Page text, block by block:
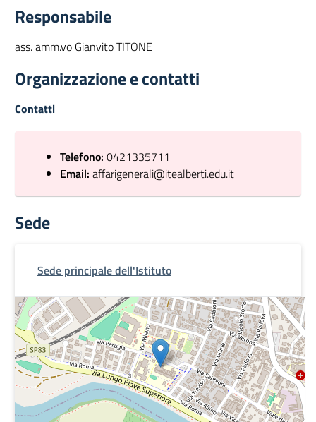
Responsabile
ass. amm.vo Gianvito TITONE
Organizzazione e contatti
Contatti
Telefono: 0421335711
Email: affarigenerali@itealberti.edu.it
Sede
Sede principale dell'Istituto